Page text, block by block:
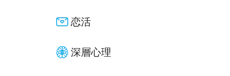
恋活
深層心理